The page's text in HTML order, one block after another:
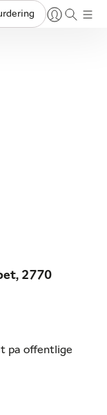
2770
pa offentlige